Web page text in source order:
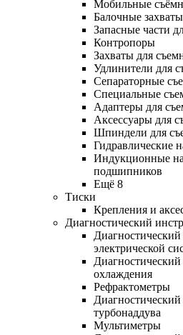
Мобильные
Балочные захваты
Запасные части
Контропоры
Захваты для
Удлинители для
Сепараторные
Специальные
Адаптеры для
Аксессуары для
Шпиндели для
Гидравлические
Индукционные
подшипников
Ещё 8
Тиски
Крепления и
Диагностический
электрической
охлаждения
Рефрактометры
турбонаддува
Мультиметры